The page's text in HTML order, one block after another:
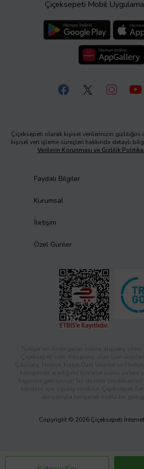
Çiçeksepeti Mobil
Çiçeksepeti olarak kişisel verilerinizin gizliliğini
kişisel veri işleme süreçleri hakkında detaylı
Verilerin Korunması ve Gizlilik
Faydalı Bilgiler
Kurumsal
İletişim
Özel Günler
Türkiye’nin önde gelen online alışveriş
Çiçeksepeti’nde, ihtiyacınız olan tüm
Çikolata, Hediye, Kişiye Özel Ürünler ve
kategoride aradığınız binlerce ürünü sizlere
kapınıza getiriyoruz! Siz de ister
kendiniz için sipariş verebilir; Çiçeksepeti
dünyasıyla tanışarak mutlu bir gün
Copyright © 2026 Çiçeksepeti